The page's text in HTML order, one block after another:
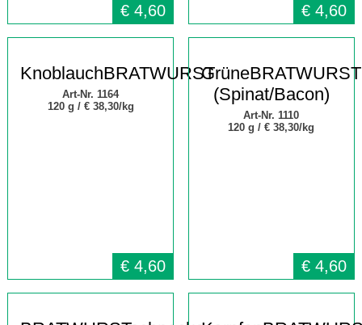
€ 4,60 € 4,60
KnoblauchBRATWURST
Art-Nr. 1164
120 g / € 38,30/kg
€ 4,60
GrüneBRATWURST
(Spinat/Bacon)
Art-Nr. 1110
120 g /€ 38,30/kg
€ 4,60